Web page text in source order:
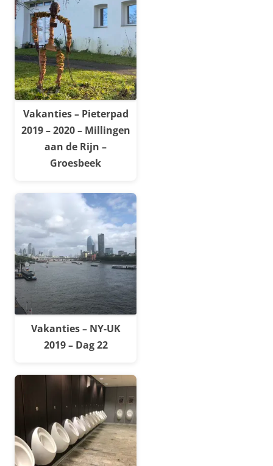
Vakanties – Pieterpad
2019 – 2020 – Millingen
aan de Rijn –
Groesbeek
Vakanties – NY-UK
2019 – Dag 22